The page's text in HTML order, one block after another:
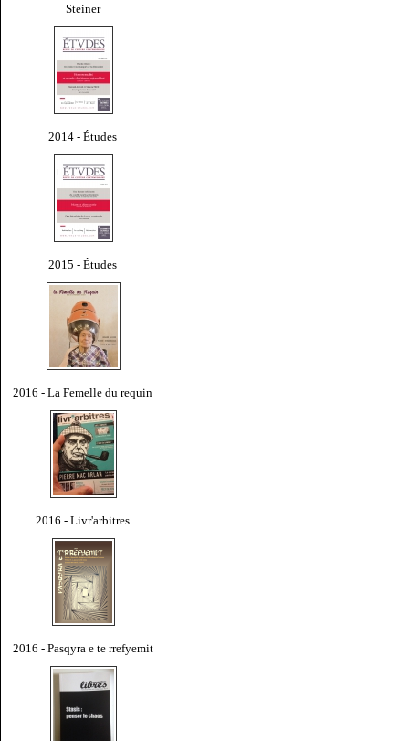
Steiner
2014 - Études
2015 - Études
2016 - La Femelle du requin
2016 - Livr'arbitres
2016 - Pasqyra e te rrefyemit